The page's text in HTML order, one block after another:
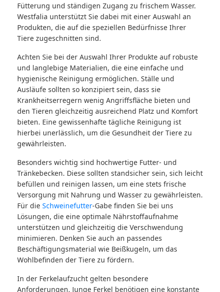
Fütterung und ständigen Zugang zu frischem Wasser.
Westfalia unterstützt Sie dabei mit einer Auswahl an
Produkten, die auf die speziellen Bedürfnisse Ihrer
Tiere zugeschnitten sind.
Achten Sie bei der Auswahl Ihrer Produkte auf robuste
und langlebige Materialien, die eine einfache und
hygienische Reinigung ermöglichen. Ställe und
Ausläufe sollten so konzipiert sein, dass sie
Krankheitserregern wenig Angriffsfläche bieten und
den Tieren gleichzeitig ausreichend Platz und Komfort
bieten. Eine gewissenhafte tägliche Reinigung ist
hierbei unerlässlich, um die Gesundheit der Tiere zu
gewährleisten.
Besonders wichtig sind hochwertige Futter- und
Tränkebecken. Diese sollten standsicher sein, sich leicht
befüllen und reinigen lassen, um eine stets frische
Versorgung mit Nahrung und Wasser zu gewährleisten.
Für die Schweinefutter-Gabe finden Sie bei uns
Lösungen, die eine optimale Nährstoffaufnahme
unterstützen und gleichzeitig die Verschwendung
minimieren. Denken Sie auch an passendes
Beschäftigungsmaterial wie Beißkugeln, um das
Wohlbefinden der Tiere zu fördern.
In der Ferkelaufzucht gelten besondere
Anforderungen. Junge Ferkel benötigen eine konstante